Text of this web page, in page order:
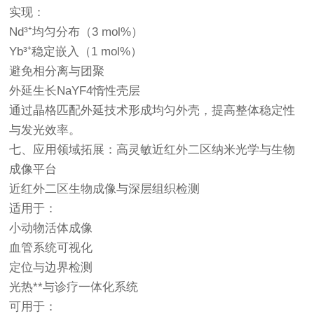
实现：
Nd³⁺均匀分布（3 mol%）
Yb³⁺稳定嵌入（1 mol%）
避免相分离与团聚
外延生长NaYF4惰性壳层
通过晶格匹配外延技术形成均匀外壳，提高整体稳定性
与发光效率。
七、应用领域拓展：高灵敏近红外二区纳米光学与生物
成像平台
近红外二区生物成像与深层组织检测
适用于：
小动物活体成像
血管系统可视化
定位与边界检测
光热**与诊疗一体化系统
可用于：